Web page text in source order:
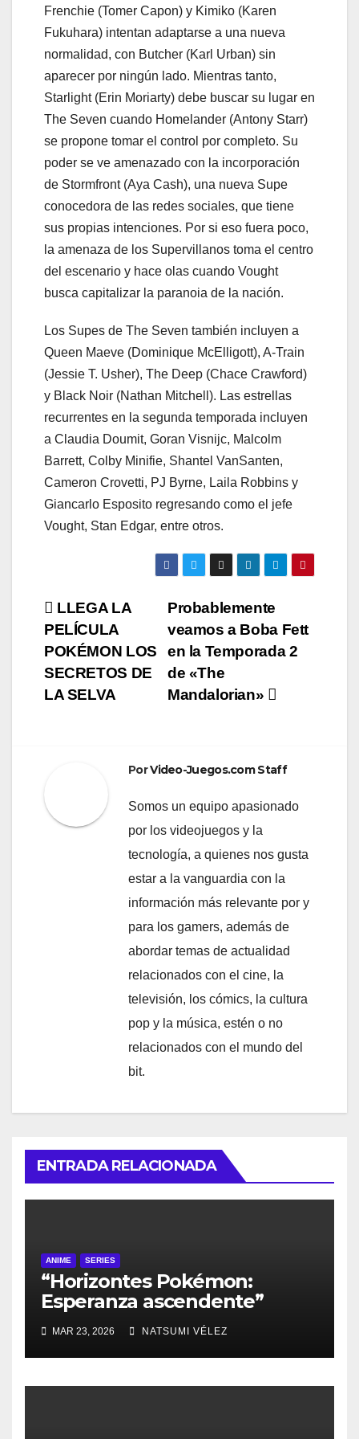
Frenchie (Tomer Capon) y Kimiko (Karen
Fukuhara) intentan adaptarse a una nueva
normalidad, con Butcher (Karl Urban) sin
aparecer por ningún lado. Mientras tanto,
Starlight (Erin Moriarty) debe buscar su lugar en
The Seven cuando Homelander (Antony Starr)
se propone tomar el control por completo. Su
poder se ve amenazado con la incorporación
de Stormfront (Aya Cash), una nueva Supe
conocedora de las redes sociales, que tiene
sus propias intenciones. Por si eso fuera poco,
la amenaza de los Supervillanos toma el centro
del escenario y hace olas cuando Vought
busca capitalizar la paranoia de la nación.
Los Supes de The Seven también incluyen a
Queen Maeve (Dominique McElligott), A-Train
(Jessie T. Usher), The Deep (Chace Crawford)
y Black Noir (Nathan Mitchell). Las estrellas
recurrentes en la segunda temporada incluyen
a Claudia Doumit, Goran Visnijc, Malcolm
Barrett, Colby Minifie, Shantel VanSanten,
Cameron Crovetti, PJ Byrne, Laila Robbins y
Giancarlo Esposito regresando como el jefe
Vought, Stan Edgar, entre otros.
Navegación
de
entradas
Probablemente
veamos a Boba Fett
en la Temporada 2
de «The
Mandalorian»
LLEGA LA
PELÍCULA
POKÉMON LOS
SECRETOS DE
LA SELVA
PorVideo-Juegos.com Staff
Somos un equipo apasionado
por los videojuegos y la
tecnología, a quienes nos gusta
estar a la vanguardia con la
información más relevante por y
para los gamers, además de
abordar temas de actualidad
relacionados con el cine, la
televisión, los cómics, la cultura
pop y la música, estén o no
relacionados con el mundo del
bit.
ENTRADA RELACIONADA
ANIME SERIES
“Horizontes Pokémon:
Esperanza ascendente”
Parte 2, ya está disponible
MAR 23, 2026 NATSUMI VÉLEZ